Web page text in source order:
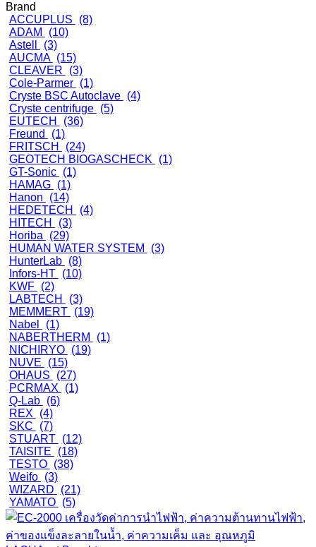
Brand
ACCUPLUS
(8)
ADAM
(10)
Astell
(3)
AUCMA (15)
CLEAVER
(3)
Cole-Parmer (1)
Cryste BSC Autoclave (4)
Cryste centrifuge (5)
EUTECH
(36)
Freund
(1)
FRITSCH
(24)
GEOTECH BIOGASCHECK
(1)
GT-Sonic (1)
HAMAG (1)
Hanon
(14)
HEDETECH
(4)
HITECH
(3)
Horiba
(29)
HUMAN WATER SYSTEM
(3)
HunterLab (8)
Infors-HT (10)
KWF (2)
LABTECH
(3)
MEMMERT (19)
Nabel
(1)
NABERTHERM
(1)
NICHIRYO (19)
NUVE
(15)
OHAUS
(27)
PCRMAX
(1)
Q-Lab (6)
REX
(4)
SKC
(7)
STUART (12)
TAISITE
(18)
TESTO (38)
Weifo (3)
WIZARD
(21)
YAMATO (5)